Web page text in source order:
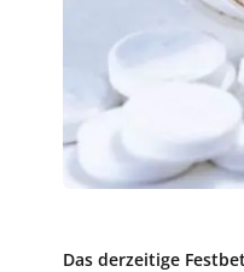
Das derzeitige